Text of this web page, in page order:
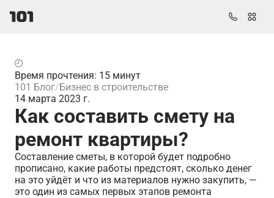
Время прочтения: 15 минут
101 Блог Бизнес в строительстве
14 марта 2023 г.
Как составить смету на
ремонт квартиры?
Составление сметы, в которой будет подробно
прописано, какие работы предстоят, сколько денег
на это уйдёт и что из материалов нужно закупить, —
это один из самых первых этапов ремонта